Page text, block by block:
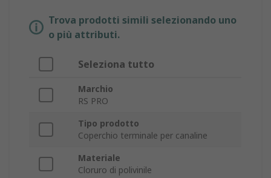
Trova prodotti simili selezionando uno
o più attributi.
Seleziona tutto
Marchio
RS PRO
Tipo prodotto
Coperchio terminale per canaline
Materiale
Cloruro di polivinile